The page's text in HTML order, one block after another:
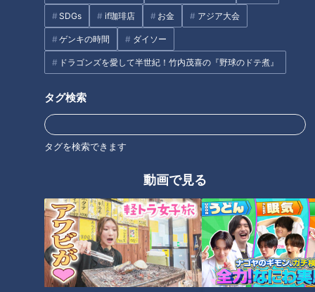
SDGs if珈琲店 お金 アジア大会
ゲンキの時間 ダイソー
ドラゴンズを愛して半世紀！竹内茂喜の『野球のドテ煮』
タグ検索
タグを検索できます
動画で見る
アナウンサー 若狭敬一
アナウンサー
アナウンサーYouTube企画
ホームページ
公式サイト
オススメ関連コンテンツ